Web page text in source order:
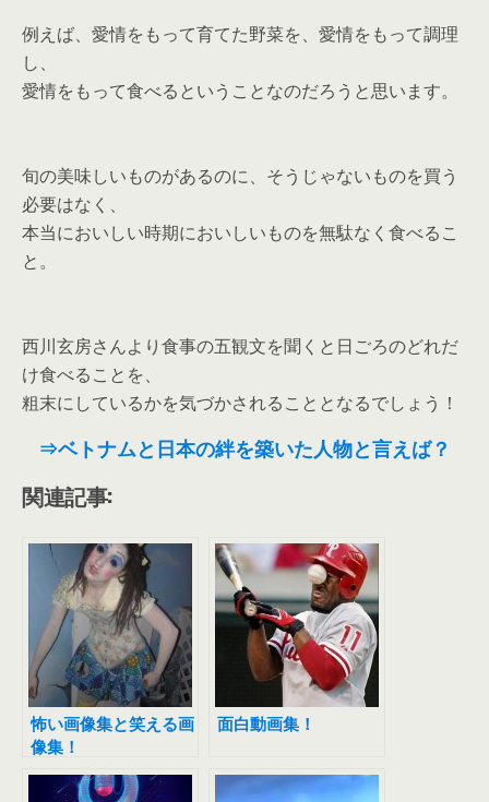
例えば、愛情をもって育てた野菜を、愛情をもって調理
し、
愛情をもって食べるということなのだろうと思います。
旬の美味しいものがあるのに、そうじゃないものを買う
必要はなく、
本当においしい時期においしいものを無駄なく食べるこ
と。
西川玄房さんより食事の五観文を聞くと日ごろのどれだ
け食べることを、
粗末にしているかを気づかされることとなるでしょう！
⇒ベトナムと日本の絆を築いた人物と言えば？
関連記事:
怖い画像集と笑える画
像集！
面白動画集！